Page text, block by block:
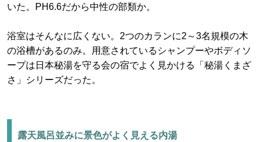
いた。PH6.6だから中性の部類か。
浴室はそんなに広くない。2つのカランに2～3名規模の木
の浴槽があるのみ。用意されているシャンプーやボディソ
ープは日本秘湯を守る会の宿でよく見かける「秘湯くまざ
さ」シリーズだった。
露天風呂並みに景色がよく見える内湯